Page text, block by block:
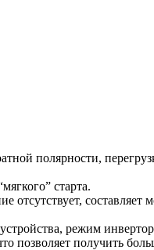
полярности,
старта.
режим
позволяет получить